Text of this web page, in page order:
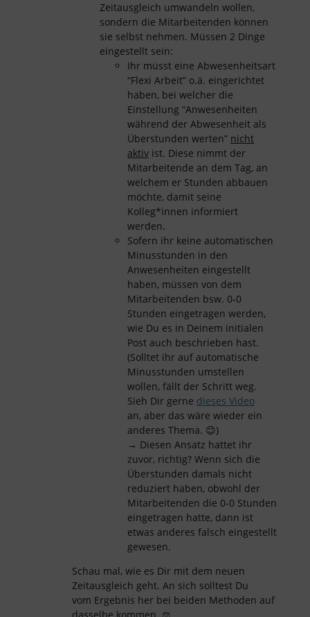
Zeitausgleich umwandeln wollen,
sondern die Mitarbeitenden können
sie selbst nehmen. Müssen 2 Dinge
eingestellt sein:
Ihr müsst eine Abwesenheitsart
“Flexi Arbeit” o.ä. eingerichtet
haben, bei welcher die
Einstellung “Anwesenheiten
während der Abwesenheit als
Überstunden werten” nicht
aktiv ist. Diese nimmt der
Mitarbeitende an dem Tag, an
welchem er Stunden abbauen
möchte, damit seine
Kolleg*innen informiert
werden.
Sofern ihr keine automatischen
Minusstunden in den
Anwesenheiten eingestellt
haben, müssen von dem
Mitarbeitenden bsw. 0-0
Stunden eingetragen werden,
wie Du es in Deinem initialen
Post auch beschrieben hast.
(Solltet ihr auf automatische
Minusstunden umstellen
wollen, fällt der Schritt weg.
Sieh Dir gerne dieses Video
an, aber das wäre wieder ein
anderes Thema. 😊)
→ Diesen Ansatz hattet ihr
zuvor, richtig? Wenn sich die
Überstunden damals nicht
reduziert haben, obwohl der
Mitarbeitenden die 0-0 Stunden
eingetragen hatte, dann ist
etwas anderes falsch eingestellt
gewesen.
Schau mal, wie es Dir mit dem neuen
Zeitausgleich geht. An sich solltest Du
vom Ergebnis her bei beiden Methoden auf